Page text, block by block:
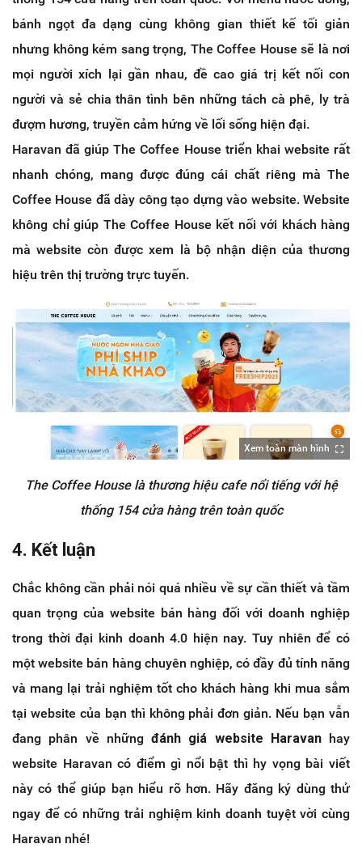
bánh ngọt đa dạng cùng không gian thiết kế tối giản
nhưng không kém sang trọng, The Coffee House sẽ là nơi
mọi người xích lại gần nhau, đề cao giá trị kết nối con
người và sẻ chia thân tình bên những tách cà phê, ly trà
đượm hương, truyền cảm hứng về lối sống hiện đại.
Haravan đã giúp The Coffee House triển khai website rất
nhanh chóng, mang được đúng cái chất riêng mà The
Coffee House đã dày công tạo dựng vào website. Website
không chỉ giúp The Coffee House kết nối với khách hàng
mà website còn được xem là bộ nhận diện của thương
hiệu trên thị trường trực tuyến.
Xem toàn màn hình
The Coffee House là thương hiệu cafe nổi tiếng với hệ
thống 154 cửa hàng trên toàn quốc
4. Kết luận
Chắc không cần phải nói quá nhiều về sự cần thiết và tầm
quan trọng của website bán hàng đối với doanh nghiệp
trong thời đại kinh doanh 4.0 hiện nay. Tuy nhiên để có
một website bán hàng chuyên nghiệp, có đầy đủ tính năng
và mang lại trải nghiệm tốt cho khách hàng khi mua sắm
tại website của bạn thì không phải đơn giản. Nếu bạn vẫn
đang phân về những đánh giá website Haravanhay
website Haravan có điểm gì nổi bật thì hy vọng bài viết
này có thể giúp bạn hiểu rõ hơn. Hãy đăng ký dùng thử
ngay để có những trải nghiệm kinh doanh tuyệt vời cùng
Haravan nhé!